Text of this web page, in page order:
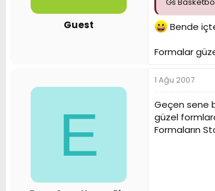
Guest
Bende
Formalar
E
1 Ağu 2007
Geçen sene
güzel
Formaların